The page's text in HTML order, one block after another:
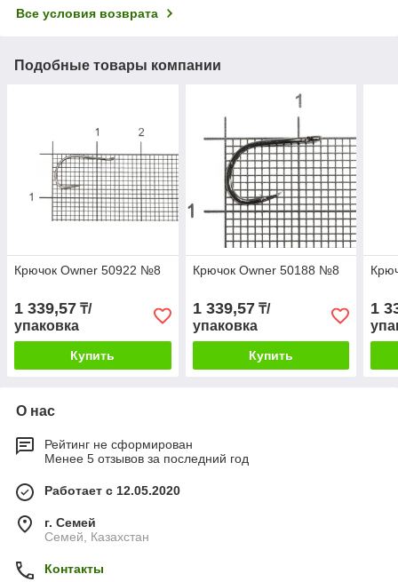
Все условия возврата
Подобные товары компании
Крючок Owner 50922 №8
1 339,57 ₸/
упаковка
Купить
Крючок Owner 50188 №8
1 339,57₸/
упаковка
Купить
1
О нас
Рейтинг не сформирован
Менее 5 отзывов за последний год
Работает с 12.05.2020
г. Семей
Семей, Казахстан
Контакты